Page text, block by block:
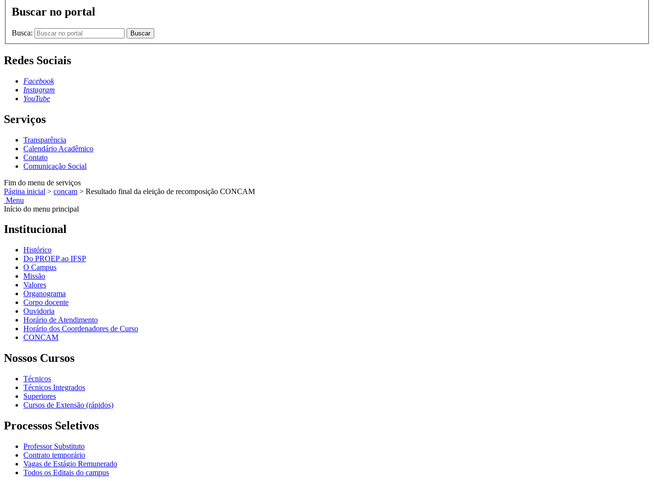
Buscar no portal
Busca: Buscar
Redes Sociais
Facebook
Instagram
YouTube
Serviços
Transparência
Calendário Acadêmico
Contato
Comunicação Social
Fim do menu de serviços
Página inicial > concam > Resultado final da eleição de recomposição CONCAM
Menu
Início do menu principal
Institucional
Histórico
Do PROEP ao IFSP
O Campus
Missão
Valores
Organograma
Corpo docente
Ouvidoria
Horário de Atendimento
Horário dos Coordenadores de Curso
CONCAM
Nossos Cursos
Técnicos
Técnicos Integrados
Superiores
Cursos de Extensão (rápidos)
Processos Seletivos
Professor Substituto
Contrato temporário
Vagas de Estágio Remunerado
Todos os Editais do campus